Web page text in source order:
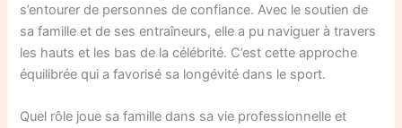
s’entourer de personnes de confiance. Avec le soutien de
sa famille et de ses entraîneurs, elle a pu naviguer à travers
les hauts et les bas de la célébrité. C’est cette approche
équilibrée qui a favorisé sa longévité dans le sport.
Quel rôle joue sa famille dans sa vie professionnelle et